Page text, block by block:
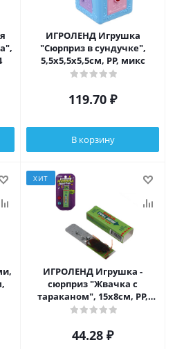
ИГРОЛЕНД Игрушка
"Сюрприз в сундучке",
5,5х5,5х5,5см, PP, микс
119.70 ₽
В корзину
ХИТ
ИГРОЛЕНД Игрушка -
сюрприз "Жвачка с
тараканом", 15х8см, PP,
бумага
44.28 ₽